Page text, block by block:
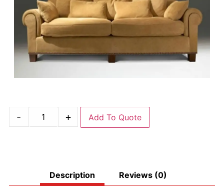
- + Add To Quote
Description Reviews (0)